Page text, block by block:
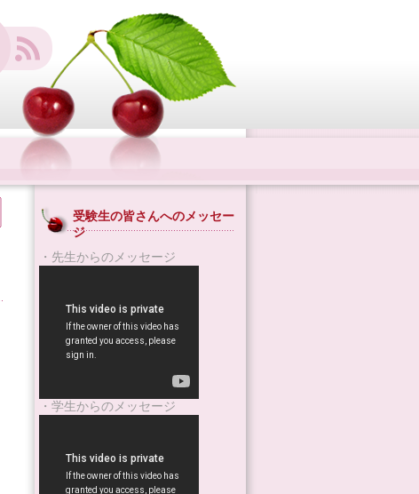
受験生の皆さんへのメッセー
ジ
・先生からのメッセージ
・学生からのメッセージ